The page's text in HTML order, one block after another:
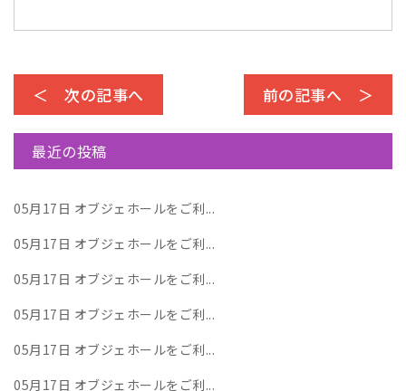
＜ 次の記事へ 前の記事へ ＞
最近の投稿
05月17日 オブジェホールをご利...
05月17日 オブジェホールをご利...
05月17日 オブジェホールをご利...
05月17日 オブジェホールをご利...
05月17日 オブジェホールをご利...
05月17日 オブジェホールをご利...